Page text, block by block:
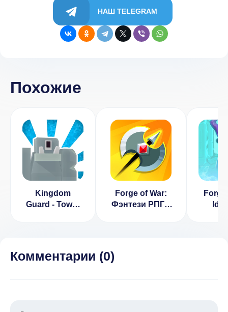
НАШ TELEGRAM
Похожие
Kingdom
Guard - Tower
Forge of War:
Фэнтези РПГ с
Комментарии (0)